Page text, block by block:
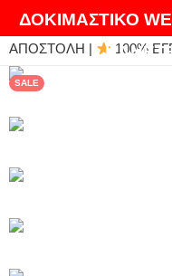
ΔΟΚΙΜΑΣΤΙΚΟ
ΘΑ ΛΑΤΡΕΨΕΤΕ ΤΑ
ΑΠΟΣΤΟΛΗ | 100%
SALE